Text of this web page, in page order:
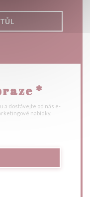
*
a dostávejte od nás e-
nabídky.